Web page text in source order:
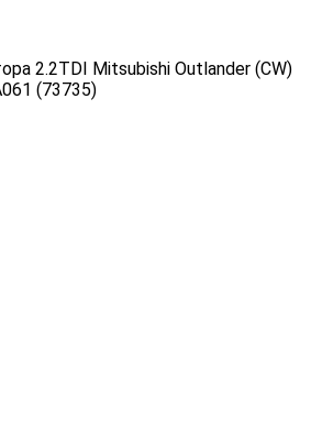
2.2TDI Mitsubishi Outlander (CW)
(73735)